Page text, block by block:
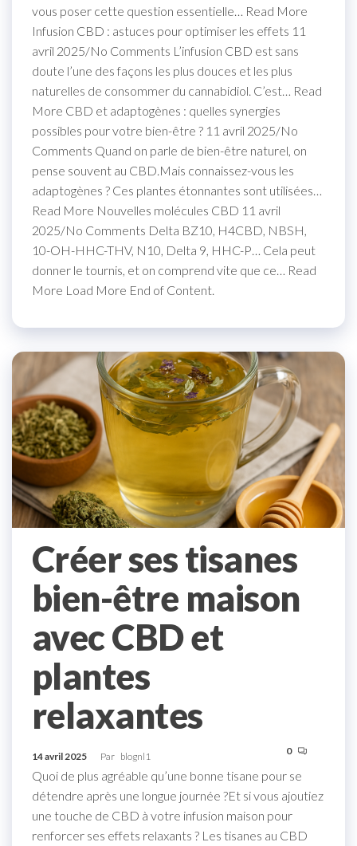
vous poser cette question essentielle… Read More
Infusion CBD : astuces pour optimiser les effets 11
avril 2025/No Comments L’infusion CBD est sans
doute l’une des façons les plus douces et les plus
naturelles de consommer du cannabidiol. C’est… Read
More CBD et adaptogènes : quelles synergies
possibles pour votre bien-être ? 11 avril 2025/No
Comments Quand on parle de bien-être naturel, on
pense souvent au CBD.Mais connaissez-vous les
adaptogènes ? Ces plantes étonnantes sont utilisées…
Read More Nouvelles molécules CBD 11 avril
2025/No Comments Delta BZ10, H4CBD, NBSH,
10-OH-HHC-THV, N10, Delta 9, HHC-P… Cela peut
donner le tournis, et on comprend vite que ce… Read
More Load More End of Content.
Créer ses tisanes
bien-être maison
avec CBD et
plantes
relaxantes
14 avril 2025 Par blognl1 0
Quoi de plus agréable qu’une bonne tisane pour se
détendre après une longue journée ?Et si vous ajoutiez
une touche de CBD à votre infusion maison pour
renforcer ses effets relaxants ? Les tisanes au CBD